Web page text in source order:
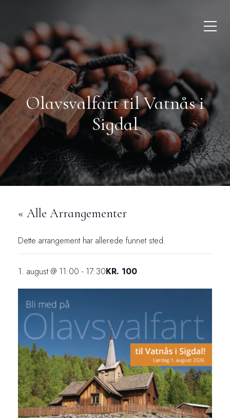
Olavsvalfart til Vatnås i
Sigdal
« Alle Arrangementer
Dette arrangement har allerede funnet sted.
1. august @ 11:00 - 17:30KR. 100